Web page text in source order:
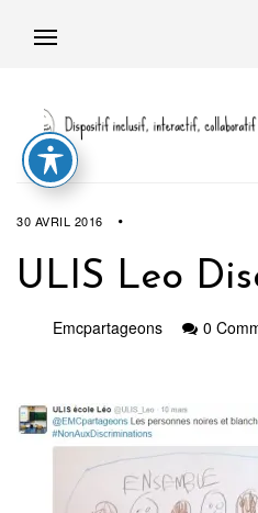
30 AVRIL 2016
ULIS Leo
Emcpartageons 0